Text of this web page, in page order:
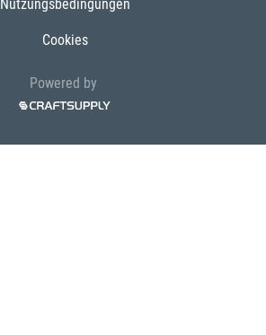
Nutzungsbedingungen
Cookies
Powered by